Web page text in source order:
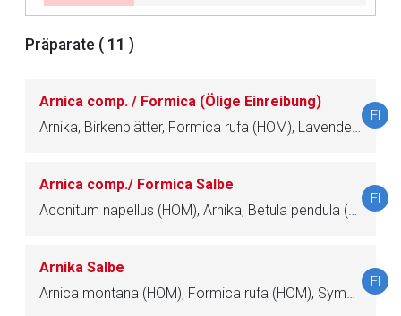
Präparate ( 11 )
Arnica comp. / Formica (Ölige Einreibung)
Arnika, Birkenblätter, Formica rufa (HOM), Lavendelöl, Ringelblume, Rosmarinöl
FI
Arnica comp./ Formica Salbe
Aconitum napellus (HOM), Arnika, Betula pendula (HOM), Formica rufa (HOM), Mandragora autumnalis (HOM), Rosmarinöl
FI
Arnika Salbe
Arnica montana (HOM), Formica rufa (HOM), Symphytum officinale (HOM)
FI
Aufruf einer externen Seite
Seite. Für die Inhalte der externen Web-Seite ist deren
Betreiber verantwortlich. Ebenso gelten dort ggf. andere
Zurück zur rote-liste.de Zur Seite